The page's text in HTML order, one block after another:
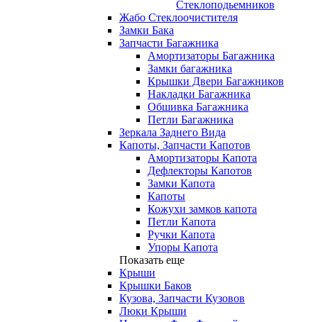
Стеклоподьемников
Жабо Стеклоочистителя
Замки Бака
Запчасти Багажника
Амортизаторы Багажника
Замки багажника
Крышки Двери Багажников
Накладки Багажника
Обшивка Багажника
Петли Багажника
Зеркала Заднего Вида
Капоты, Запчасти Капотов
Амортизаторы Капота
Дефлекторы Капотов
Замки Капота
Капоты
Кожухи замков капота
Петли Капота
Ручки Капота
Упоры Капота
Показать еще
Крыши
Крышки Баков
Кузова, Запчасти Кузовов
Люки Крыши